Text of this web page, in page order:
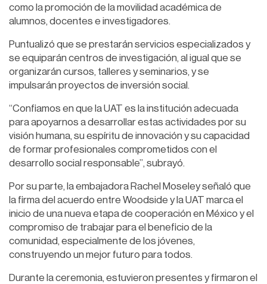
como la promoción de la movilidad académica de
alumnos, docentes e investigadores.
Puntualizó que se prestarán servicios especializados y
se equiparán centros de investigación, al igual que se
organizarán cursos, talleres y seminarios, y se
impulsarán proyectos de inversión social.
“Confiamos en que la UAT es la institución adecuada
para apoyarnos a desarrollar estas actividades por su
visión humana, su espíritu de innovación y su capacidad
de formar profesionales comprometidos con el
desarrollo social responsable”, subrayó.
Por su parte, la embajadora Rachel Moseley señaló que
la firma del acuerdo entre Woodside y la UAT marca el
inicio de una nueva etapa de cooperación en México y el
compromiso de trabajar para el beneficio de la
comunidad, especialmente de los jóvenes,
construyendo un mejor futuro para todos.
Durante la ceremonia, estuvieron presentes y firmaron el